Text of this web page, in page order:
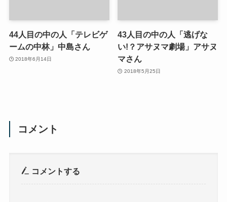
44人目の中の人「テレビゲ
ームの中林」中島さん
2018年6月14日
43人目の中の人「逃げな
い!？アサヌマ劇場」アサヌ
マさん
2018年5月25日
コメント
コメントする